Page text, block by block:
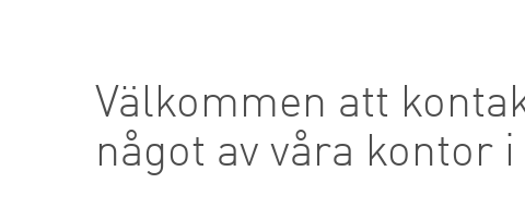
Fjärrkyla
Välkommen att
något av våra kontor